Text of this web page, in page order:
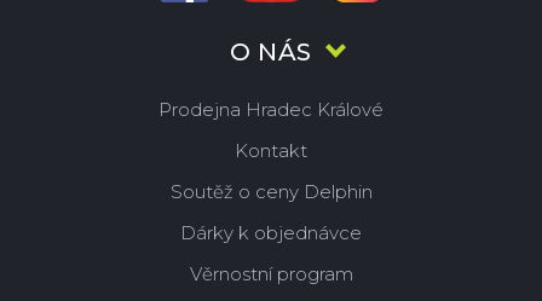
O NÁS
Prodejna Hradec Králové
Kontakt
Soutěž o ceny Delphin
Dárky k objednávce
Věrnostní program